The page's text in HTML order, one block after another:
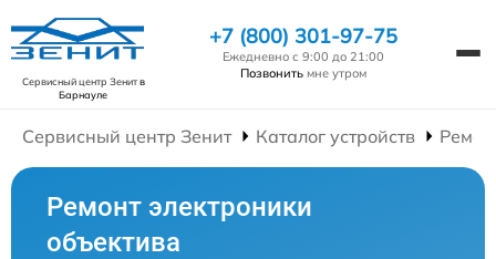
Сервисный центр Зенитв
Барнауле
+7 (800) 301-97-75
Ежедневно с 9:00 до 21:00
Позвонить мне утром
Сервисный центр Зенит Каталог устройств
Ремонт электроники
объектива